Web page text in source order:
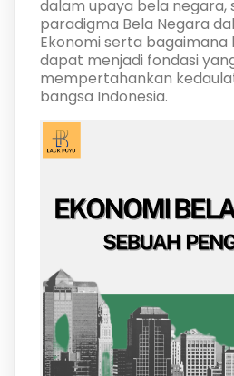
dalam upaya bela negara,
paradigma Bela Negara
Ekonomi serta
dapat menjadi fondasi
mempertahankan
bangsa Indonesia.